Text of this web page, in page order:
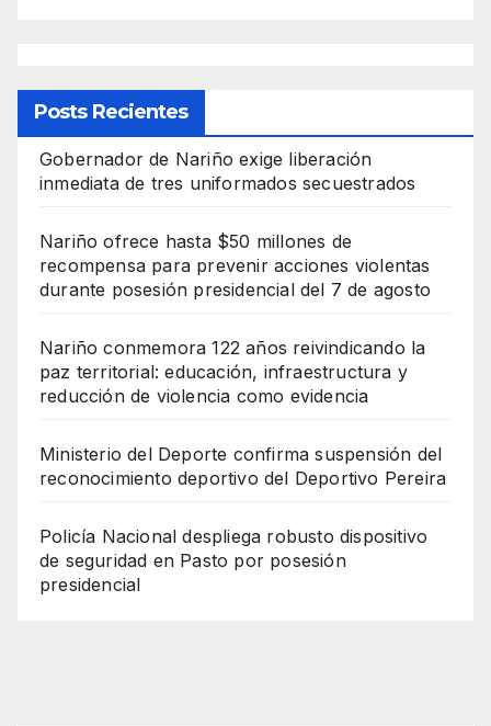
Posts Recientes
Gobernador de Nariño exige liberación
inmediata de tres uniformados secuestrados
Nariño ofrece hasta $50 millones de
recompensa para prevenir acciones violentas
durante posesión presidencial del 7 de agosto
Nariño conmemora 122 años reivindicando la
paz territorial: educación, infraestructura y
reducción de violencia como evidencia
Ministerio del Deporte confirma suspensión del
reconocimiento deportivo del Deportivo Pereira
Policía Nacional despliega robusto dispositivo
de seguridad en Pasto por posesión
presidencial